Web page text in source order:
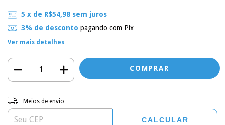
5 x de R$54,98 sem juros
3% de desconto pagando com Pix
Ver mais detalhes
Entregas para o CEP:
Meios de envio
CALCULAR